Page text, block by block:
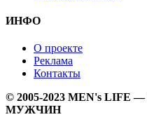
ИНФО
О проекте
Реклама
Контакты
© 2005-2023 MEN's
МУЖЧИН